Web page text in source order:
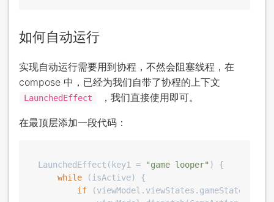
如何自动运行
实现自动运行需要用到协程，不然会阻塞线程，在
compose 中，已经为我们自带了协程的上下文
LaunchedEffect ，我们直接使用即可。
在最顶层添加一段代码：
LaunchedEffect(key1 = "game looper" ) {
while (isActive) {
if (viewModel.viewStates.gameState ==